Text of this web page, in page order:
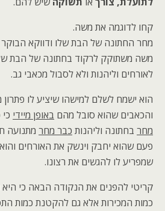
קחו לדוגמה את משה.
מחר החתונה של הבת שלו ודווקא
משה משתוקק לרקוד בחתונה של הבת
לאורחים וליהנות ולא לסבול מכאבי גב.
הוא ישמח לשלם למישהו שיציע לו
והכאבים שהוא סובל מהם באופן מיידי
מחר בחתונה וליהנות כבר מחר מתנועה
פעם שהוא יחבק וינשק את האורחים
שמפריע לו להגשים את רצונו.
קריטי להפנים את הנקודה הבאה כי
כמות המכירות אלא גם להקטנת כמות